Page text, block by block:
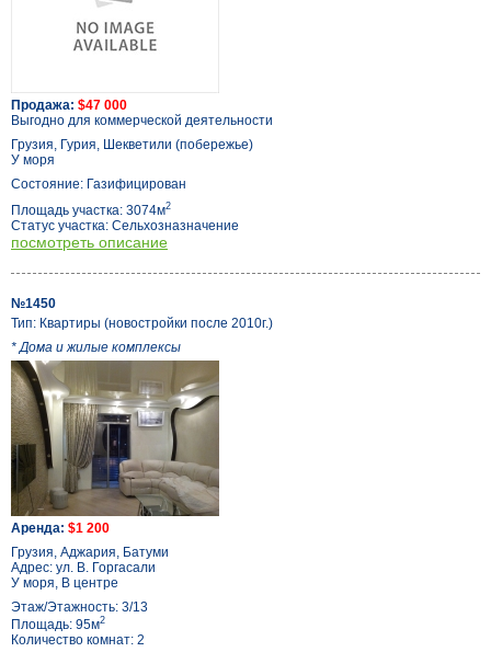
Продажа: $47 000
Выгодно для коммерческой деятельности
Грузия, Гурия, Шекветили (побережье)
У моря
Состояние: Газифицирован
Площадь участка: 3074м2
Статус участка: Сельхозназначение
посмотреть описание
№1450
Тип: Квартиры (новостройки после 2010г.)
* Дома и жилые комплексы
Аренда: $1 200
Грузия, Аджария, Батуми
Адрес: ул. В. Горгасали
У моря, В центре
Этаж/Этажность: 3/13
Площадь: 95м2
Количество комнат: 2